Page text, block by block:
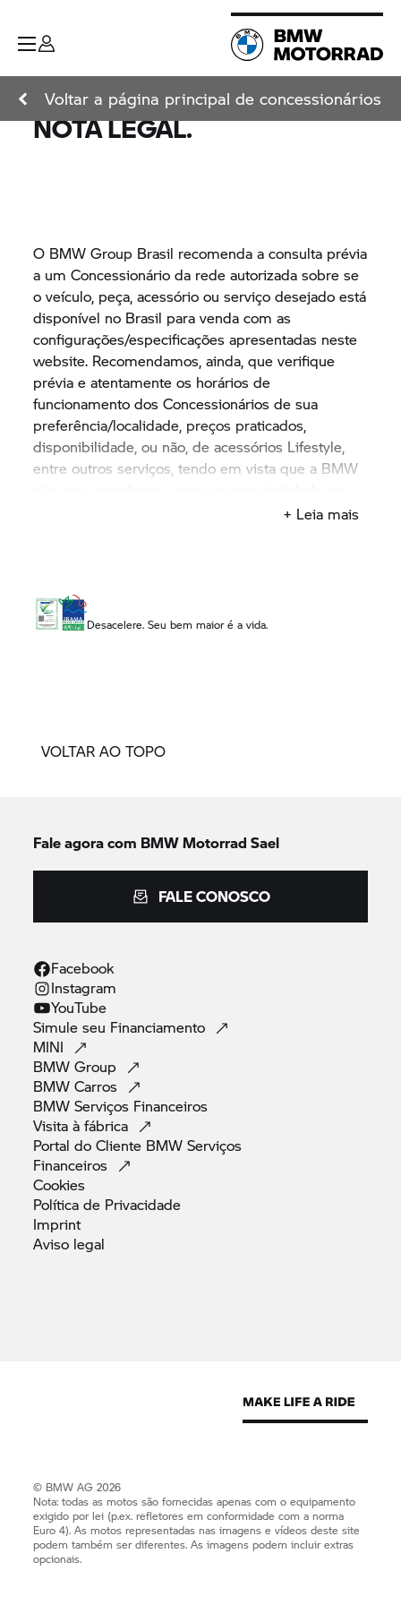
Voltar a página principal de concessionários
NOTA LEGAL.
O BMW Group Brasil recomenda a consulta prévia
a um Concessionário da rede autorizada sobre se
o veículo, peça, acessório ou serviço desejado está
disponível no Brasil para venda com as
configurações/especificações apresentadas neste
website. Recomendamos, ainda, que verifique
prévia e atentamente os horários de
funcionamento dos Concessionários de sua
preferência/localidade, preços praticados,
disponibilidade, ou não, de acessórios Lifestyle,
entre outros serviços, tendo em vista que a BMW
relação aos horários, valores, estoque, entre outros
+ Leia mais
Desacelere. Seu bem maior é a vida.
VOLTAR AO TOPO
Fale agora com BMW Motorrad Sael
FALE CONOSCO
Facebook
Instagram
YouTube
Simule seu Financiamento
MINI
BMWGroup
BMWCarros
BMW Serviços Financeiros
Visita àfábrica
Portal do Cliente BMW Serviços
Financeiros
Cookies
Política de Privacidade
Imprint
Aviso legal
© BMW AG 2026
Nota: todas as motos são fornecidas apenas com o equipamento
exigido por lei (p.ex. refletores em conformidade com a norma
Euro 4). As motos representadas nas imagens e vídeos deste site
podem também ser diferentes. As imagens podem incluir extras
opcionais.